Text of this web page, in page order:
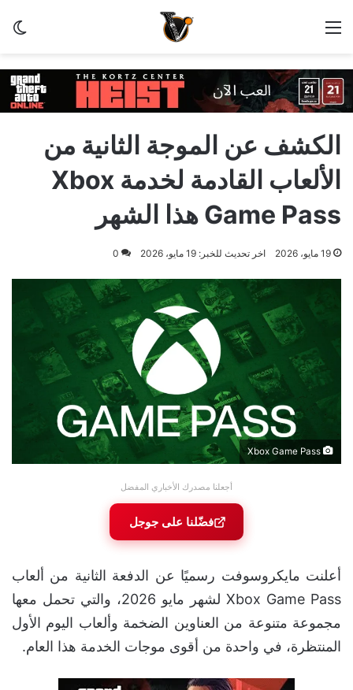
القائمة
الكشف عن الموجة الثانية من
الألعاب القادمة لخدمة Xbox
Game Pass هذا الشهر
19 مايو، 2026 اخر تحديث للخبر: 19 مايو، 2026 0
أجعلنا مصدرك الأخباري المفضل
فضّلنا على جوجل
أعلنت مايكروسوفت رسميًا عن الدفعة الثانية من ألعاب
Xbox Game Pass لشهر مايو 2026، والتي تحمل معها
مجموعة متنوعة من العناوين الضخمة وألعاب اليوم الأول
المنتظرة، في واحدة من أقوى موجات الخدمة هذا العام.